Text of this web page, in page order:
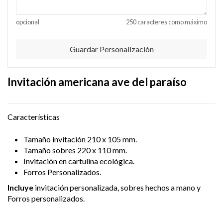
opcional 250 caracteres como máximo
Guardar Personalización
Invitación americana ave del paraíso
Características
Tamaño invitación 210 x 105 mm.
Tamaño sobres 220 x 110 mm.
Invitación en cartulina ecológica.
Forros Personalizados.
Incluye invitación personalizada, sobres hechos a mano y
Forros personalizados.